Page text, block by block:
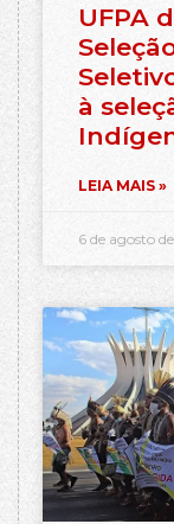
UFPA
à
LEIA MAIS »
6 de agosto